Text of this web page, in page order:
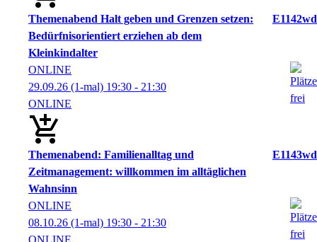
Themenabend Halt geben und Grenzen setzen:
Bedürfnisorientiert erziehen ab dem
Kleinkindalter
E1142wd
ONLINE
29.09.26 (1-mal) 19:30 - 21:30
ONLINE
Themenabend: Familienalltag und
Zeitmanagement: willkommen im alltäglichen
Wahnsinn
E1143wd
ONLINE
08.10.26 (1-mal) 19:30 - 21:30
ONLINE